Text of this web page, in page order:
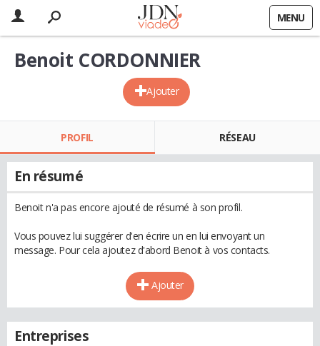
MENU
Ajouter
Benoit CORDONNIER
PROFIL RÉSEAU
En résumé
Benoit n'a pas encore ajouté de résumé à son profil.
Vous pouvez lui suggérer d'en écrire un en lui envoyant un
message. Pour cela ajoutez d'abord Benoit à vos contacts.
Ajouter
Entreprises